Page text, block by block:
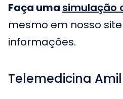
Faça uma simulação
mesmo em nosso
informações.
Telemedicina Amil